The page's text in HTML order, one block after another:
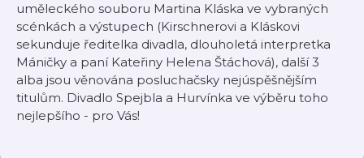
uměleckého souboru Martina Kláska ve vybraných
scénkách a výstupech (Kirschnerovi a Kláskovi
sekunduje ředitelka divadla, dlouholetá interpretka
Máničky a paní Kateřiny Helena Štáchová), další 3
alba jsou věnována posluchačsky nejúspěšnějším
titulům. Divadlo Spejbla a Hurvínka ve výběru toho
nejlepšího - pro Vás!